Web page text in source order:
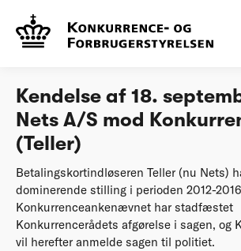
Afgørelser
Konkurrencerådet (Teller)
Kendelse af 18.
Nets A/S mod
(Teller)
Betalingskortindløseren Teller (nu Nets)
dominerende stilling i perioden 2012-
Konkurrenceankenævnet har stadfæstet
Konkurrencerådets afgørelse i sagen, og
vil herefter anmelde sagen til politiet.